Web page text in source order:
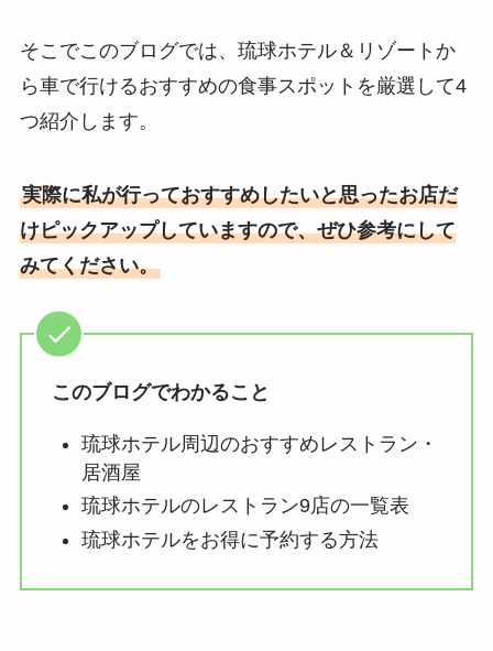
そこでこのブログでは、琉球ホテル＆リゾートか
ら車で行けるおすすめの食事スポットを厳選して4
つ紹介します。
実際に私が行っておすすめしたいと思ったお店だ
けピックアップしていますので、ぜひ参考にして
みてください。
このブログでわかること
琉球ホテル周辺のおすすめレストラン・
居酒屋
琉球ホテルのレストラン9店の一覧表
琉球ホテルをお得に予約する方法